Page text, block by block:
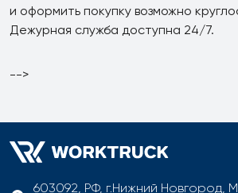
и оформить покупку возможно
Дежурная служба доступна 24/7.
-->
603092, РФ, г.Нижний Новгород,